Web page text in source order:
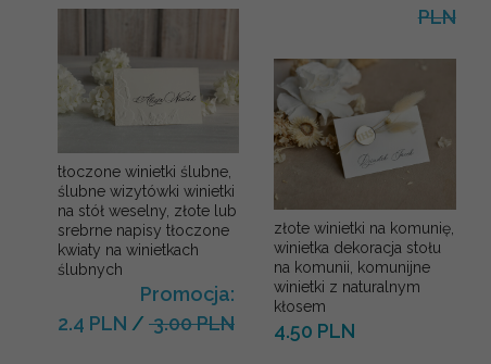
tłoczone winietki ślubne,
ślubne wizytówki winietki
na stół weselny, złote lub
srebrne napisy tłoczone
kwiaty na winietkach
ślubnych
Promocja:
2.4 PLN / 3.00 PLN
PLN
złote winietki na komunię,
winietka dekoracja stołu
na komunii, komunijne
winietki z naturalnym
kłosem
4.50 PLN